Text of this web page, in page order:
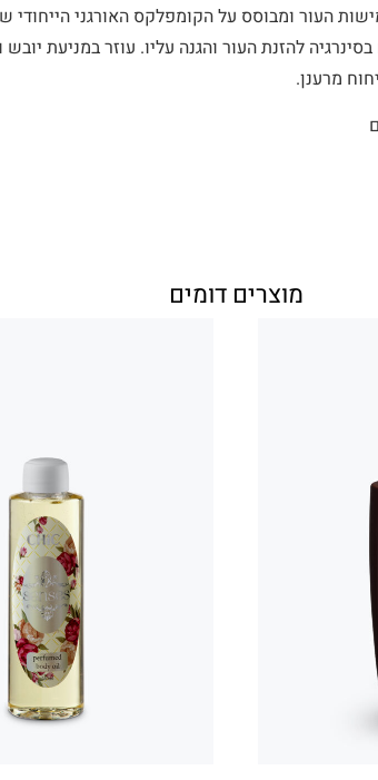
העור ומבוסס על הקומפלקס האורגני
להזנת העור והגנה עליו. עוזר במניעת
מרענן.
מוצרים דומים